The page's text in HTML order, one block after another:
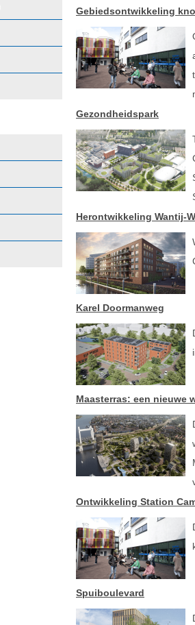
Gebiedsontwikkeling
Gezondheidspark
Herontwikkeling Wantij-
Karel Doormanweg
Maasterras: een nieuwe
Ontwikkeling Station
Spuiboulevard